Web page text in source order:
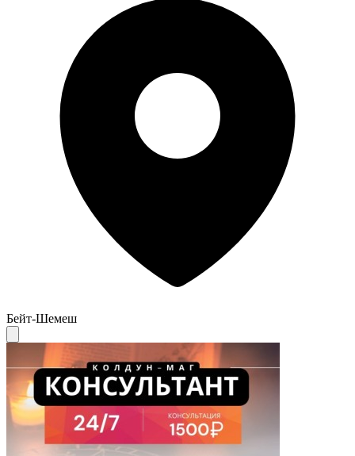
Бейт-Шемеш